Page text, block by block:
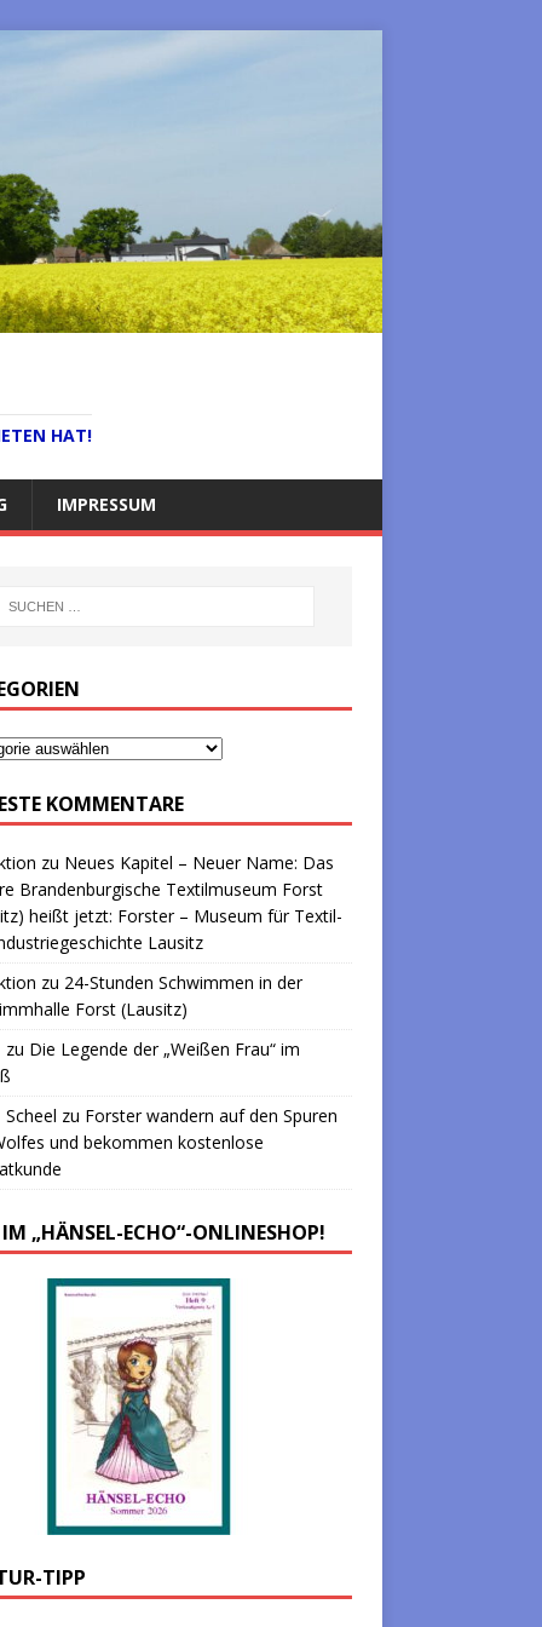
HAT!
IMPRESSUM
KOMMENTARE
zu Neues Kapitel – Neuer Name: Das
Brandenburgische Textilmuseum Forst
heißt jetzt: Forster – Museum für Textil-
Lausitz
zu 24-Stunden Schwimmen in der
Forst (Lausitz)
zu Die Legende der „Weißen Frau“ im
Scheel zu Forster wandern auf den Spuren
und bekommen kostenlose
„HÄNSEL-ECHO“-ONLINESHOP!
TIPP